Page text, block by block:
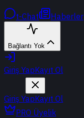
t-Chat Haberler
Bağlantı Yok
Giriş YapKayıt Ol
Giriş YapKayıt Ol
PRO Üyelik